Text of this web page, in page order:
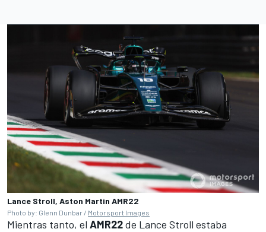
Lance Stroll, Aston Martin AMR22
Photo by: Glenn Dunbar / Motorsport Images
Mientras tanto, el AMR22de Lance Stroll estaba